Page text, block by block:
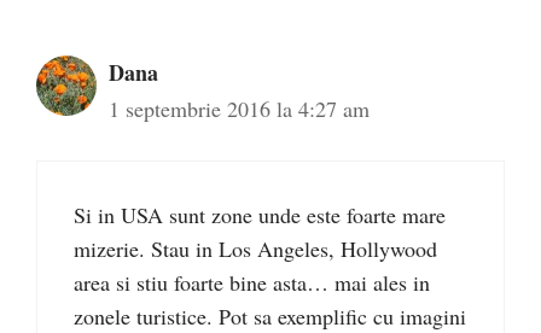
Dana
1 septembrie 2016 la 4:27 am
Si in USA sunt zone unde este foarte mare
mizerie. Stau in Los Angeles, Hollywood
area si stiu foarte bine asta… mai ales in
zonele turistice. Pot sa exemplific cu imagini